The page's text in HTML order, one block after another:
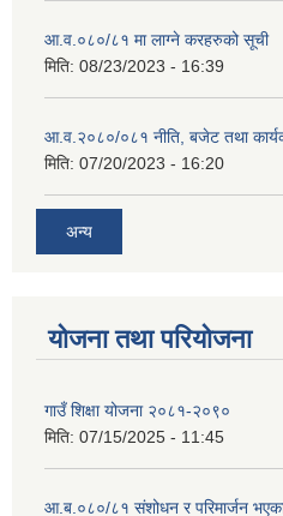
आ.व.०८०/८१ मा लाग्ने करहरुको सूची
मिति: 08/23/2023 - 16:39
आ.व.२०८०/०८१ नीति, बजेट तथा
मिति: 07/20/2023 - 16:20
अन्य
योजना तथा परियोजना
गाउँ शिक्षा योजना २०८१-२०९०
मिति: 07/15/2025 - 11:45
आ.ब.०८०/८१ संशोधन र परिमार्जन